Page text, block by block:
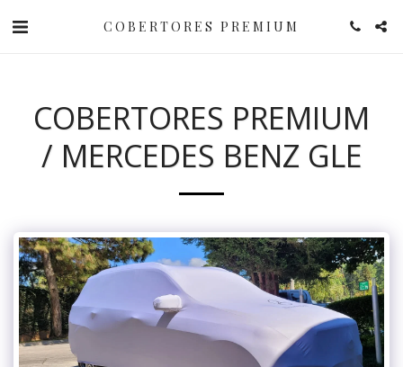
COBERTORES PREMIUM
COBERTORES PREMIUM
/ MERCEDES BENZ GLE